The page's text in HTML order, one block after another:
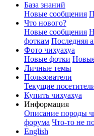
База знаний
Новые сообщения
Что нового?
Новые сообщения
фоткам Последняя
Фото чихуахуа
Новые фотки
Личные темы
Пользователи
Текущие
Купить чихуахуа
Информация
Описание породы
форума Что-то не
English